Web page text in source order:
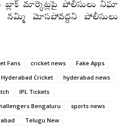
మార్కెట్లపై పోలీసులు నిఘా
నమ్మి మోసపోవద్దని పోలీసులు
Fans cricket news
Fake Apps
Hyderabad Cricket
hyderabad news
IPL Tickets
Bengaluru
sports news
Telugu New